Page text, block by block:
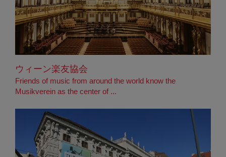
ウィーン楽友協会
Friends of music from around the world know the
Musikverein as the center of ...